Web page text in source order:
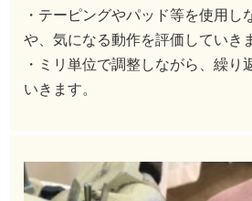
・テーピングやパッド等を使用し
や、気になる動作を評価していき
・ミリ単位で調整しながら、繰り
いきます。